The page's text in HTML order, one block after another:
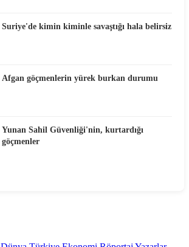
Suriye'de kimin kiminle savaştığı hala belirsiz
Afgan göçmenlerin yürek burkan durumu
Yunan Sahil Güvenliği'nin, kurtardığı
göçmenler